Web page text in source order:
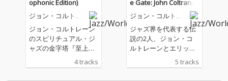
ophonic Edition)
ジョン・コルトレ
ジョン・コルトレーン
のスピリチュアル・ジ
ャズの金字塔『至上の
愛』のリリース60周年
を記念してリリースさ
4 tracks
e Gate: John Coltrane
with Eric Dolphy (Live)
ジョン・コルトレ
ジャズ界を代表する伝
説の2人、ジョン・コ
ルトレーンとエリッ
ク・ドルフィーによる
幻の未発表音源が発
5 tracks